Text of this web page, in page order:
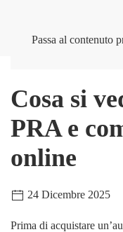
Passa al contenuto
Cosa si
PRA e
online
24 Dicembre 2025
Prima di acquistare